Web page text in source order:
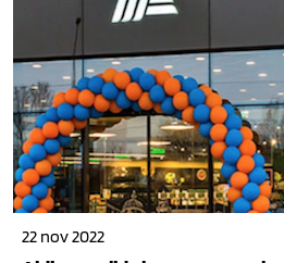
22 nov 2022